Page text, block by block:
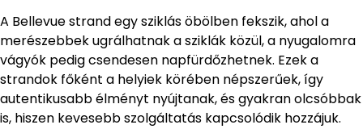
A Bellevue strand egy sziklás öbölben fekszik, ahol a
merészebbek ugrálhatnak a sziklák közül, a nyugalomra
vágyók pedig csendesen napfürdőzhetnek. Ezek a
strandok főként a helyiek körében népszerűek, így
autentikusabb élményt nyújtanak, és gyakran olcsóbbak
is, hiszen kevesebb szolgáltatás kapcsolódik hozzájuk.